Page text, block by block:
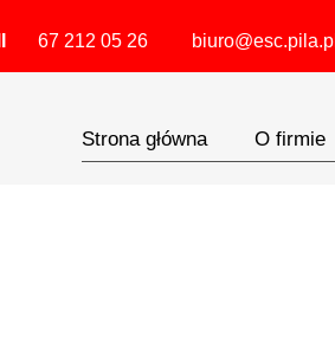
67 212 05 26 biuro@esc.pila.pl
Strona główna O firmie